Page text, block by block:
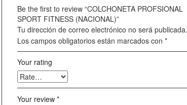
Be the first to review “COLCHONETA PROFSIONAL
SPORT FITNESS (NACIONAL)”
Tu dirección de correo electrónico no será publicada.
Los campos obligatorios están marcados con *
Your rating
Your review *